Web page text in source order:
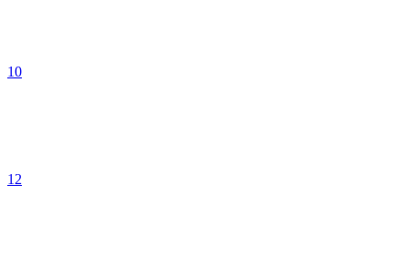
10
12